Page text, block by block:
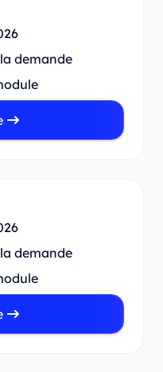
demande
demande